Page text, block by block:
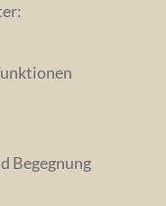
Begegnung